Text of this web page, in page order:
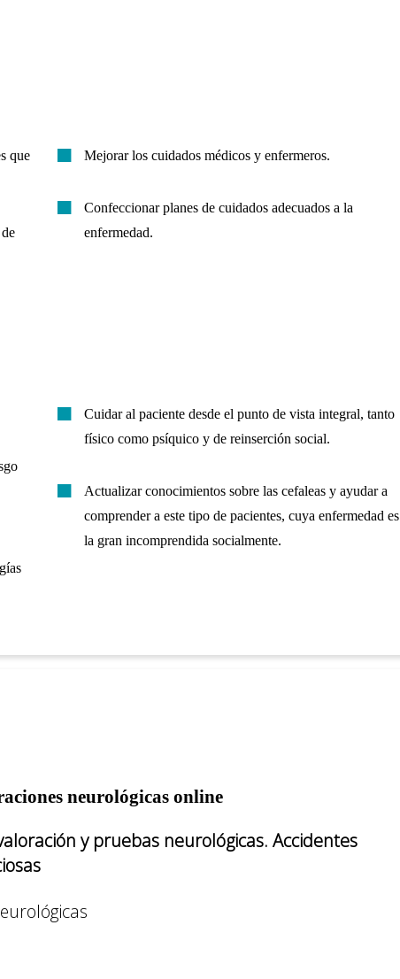
que
Mejorar los cuidados médicos y enfermeros.
Confeccionar planes de cuidados adecuados a la
enfermedad.
Cuidar al paciente desde el punto de vista integral, tanto
físico como psíquico y de reinserción social.
Actualizar conocimientos sobre las cefaleas y ayudar a
comprender a este tipo de pacientes, cuya enfermedad es
la gran incomprendida socialmente.
neurológicas online
y pruebas neurológicas. Accidentes